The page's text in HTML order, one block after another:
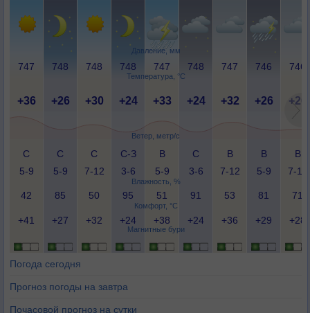
Давление, мм
Температура, °C
Ветер, метр/с
Влажность, %
Комфорт, °C
Магнитные бури
747 748 748 748 747 748 747 746 746
+36 +26 +30 +24 +33 +24 +32 +26 +26
С
5-9
С
5-9
С
7-12
С-З
3-6
В
5-9
С
3-6
В
7-12
В
5-9
В
7-12
42 85 50 95 51 91 53 81 71
+41 +27 +32 +24 +38 +24 +36 +29 +28
Погода сегодня
Прогноз погоды на завтра
Почасовой прогноз на сутки